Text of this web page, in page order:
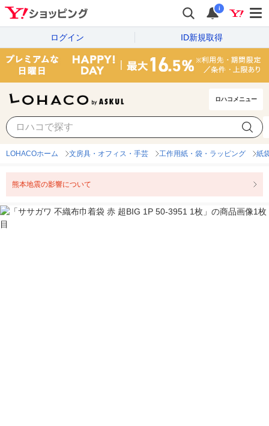
i
ログイン ID新規取得
ロハコメニュー
LOHACOホーム 文房具・オフィス・手芸 工作用紙・袋・ラッピング 紙
熊本地震の影響について